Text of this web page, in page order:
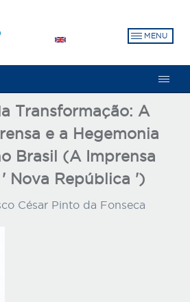
MENU
Transformação: A
e a Hegemonia
Brasil (A Imprensa
' Nova República ')
César Pinto da Fonseca